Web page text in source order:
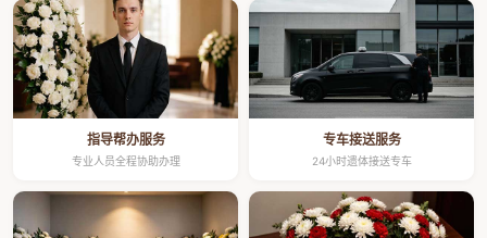
指导帮办服务
专业人员全程协助办理
专车接送服务
24小时遗体接送专车